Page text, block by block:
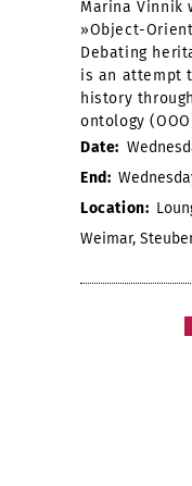
Marina Vinnik
»Object-
Debating
is an attempt
history
ontology
Date:
End:
Location:
Weimar,